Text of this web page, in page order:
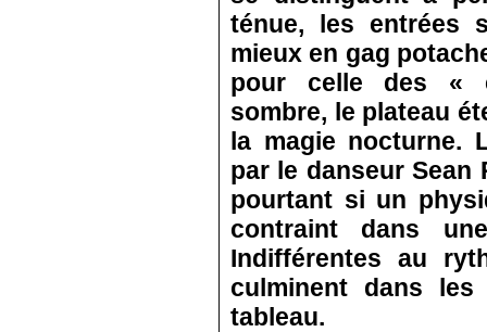
ténue, les entrées
mieux en gag
pour celle des «
sombre, le plateau
la magie nocturne.
par le danseur Sean
pourtant si un
contraint dans
Indifférentes au
culminent dans
tableau.